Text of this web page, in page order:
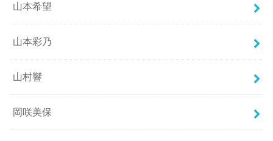
山本希望
山本彩乃
山村響
岡咲美保